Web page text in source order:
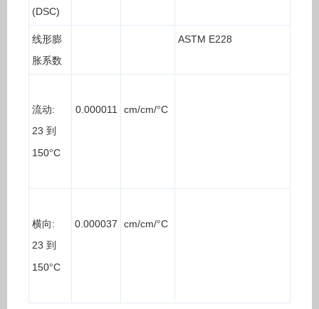
(DSC)
线形膨
胀系数
ASTM E228
流动:
23 到
150°C
0.000011 cm/cm/°C
横向:
23 到
150°C
0.000037 cm/cm/°C